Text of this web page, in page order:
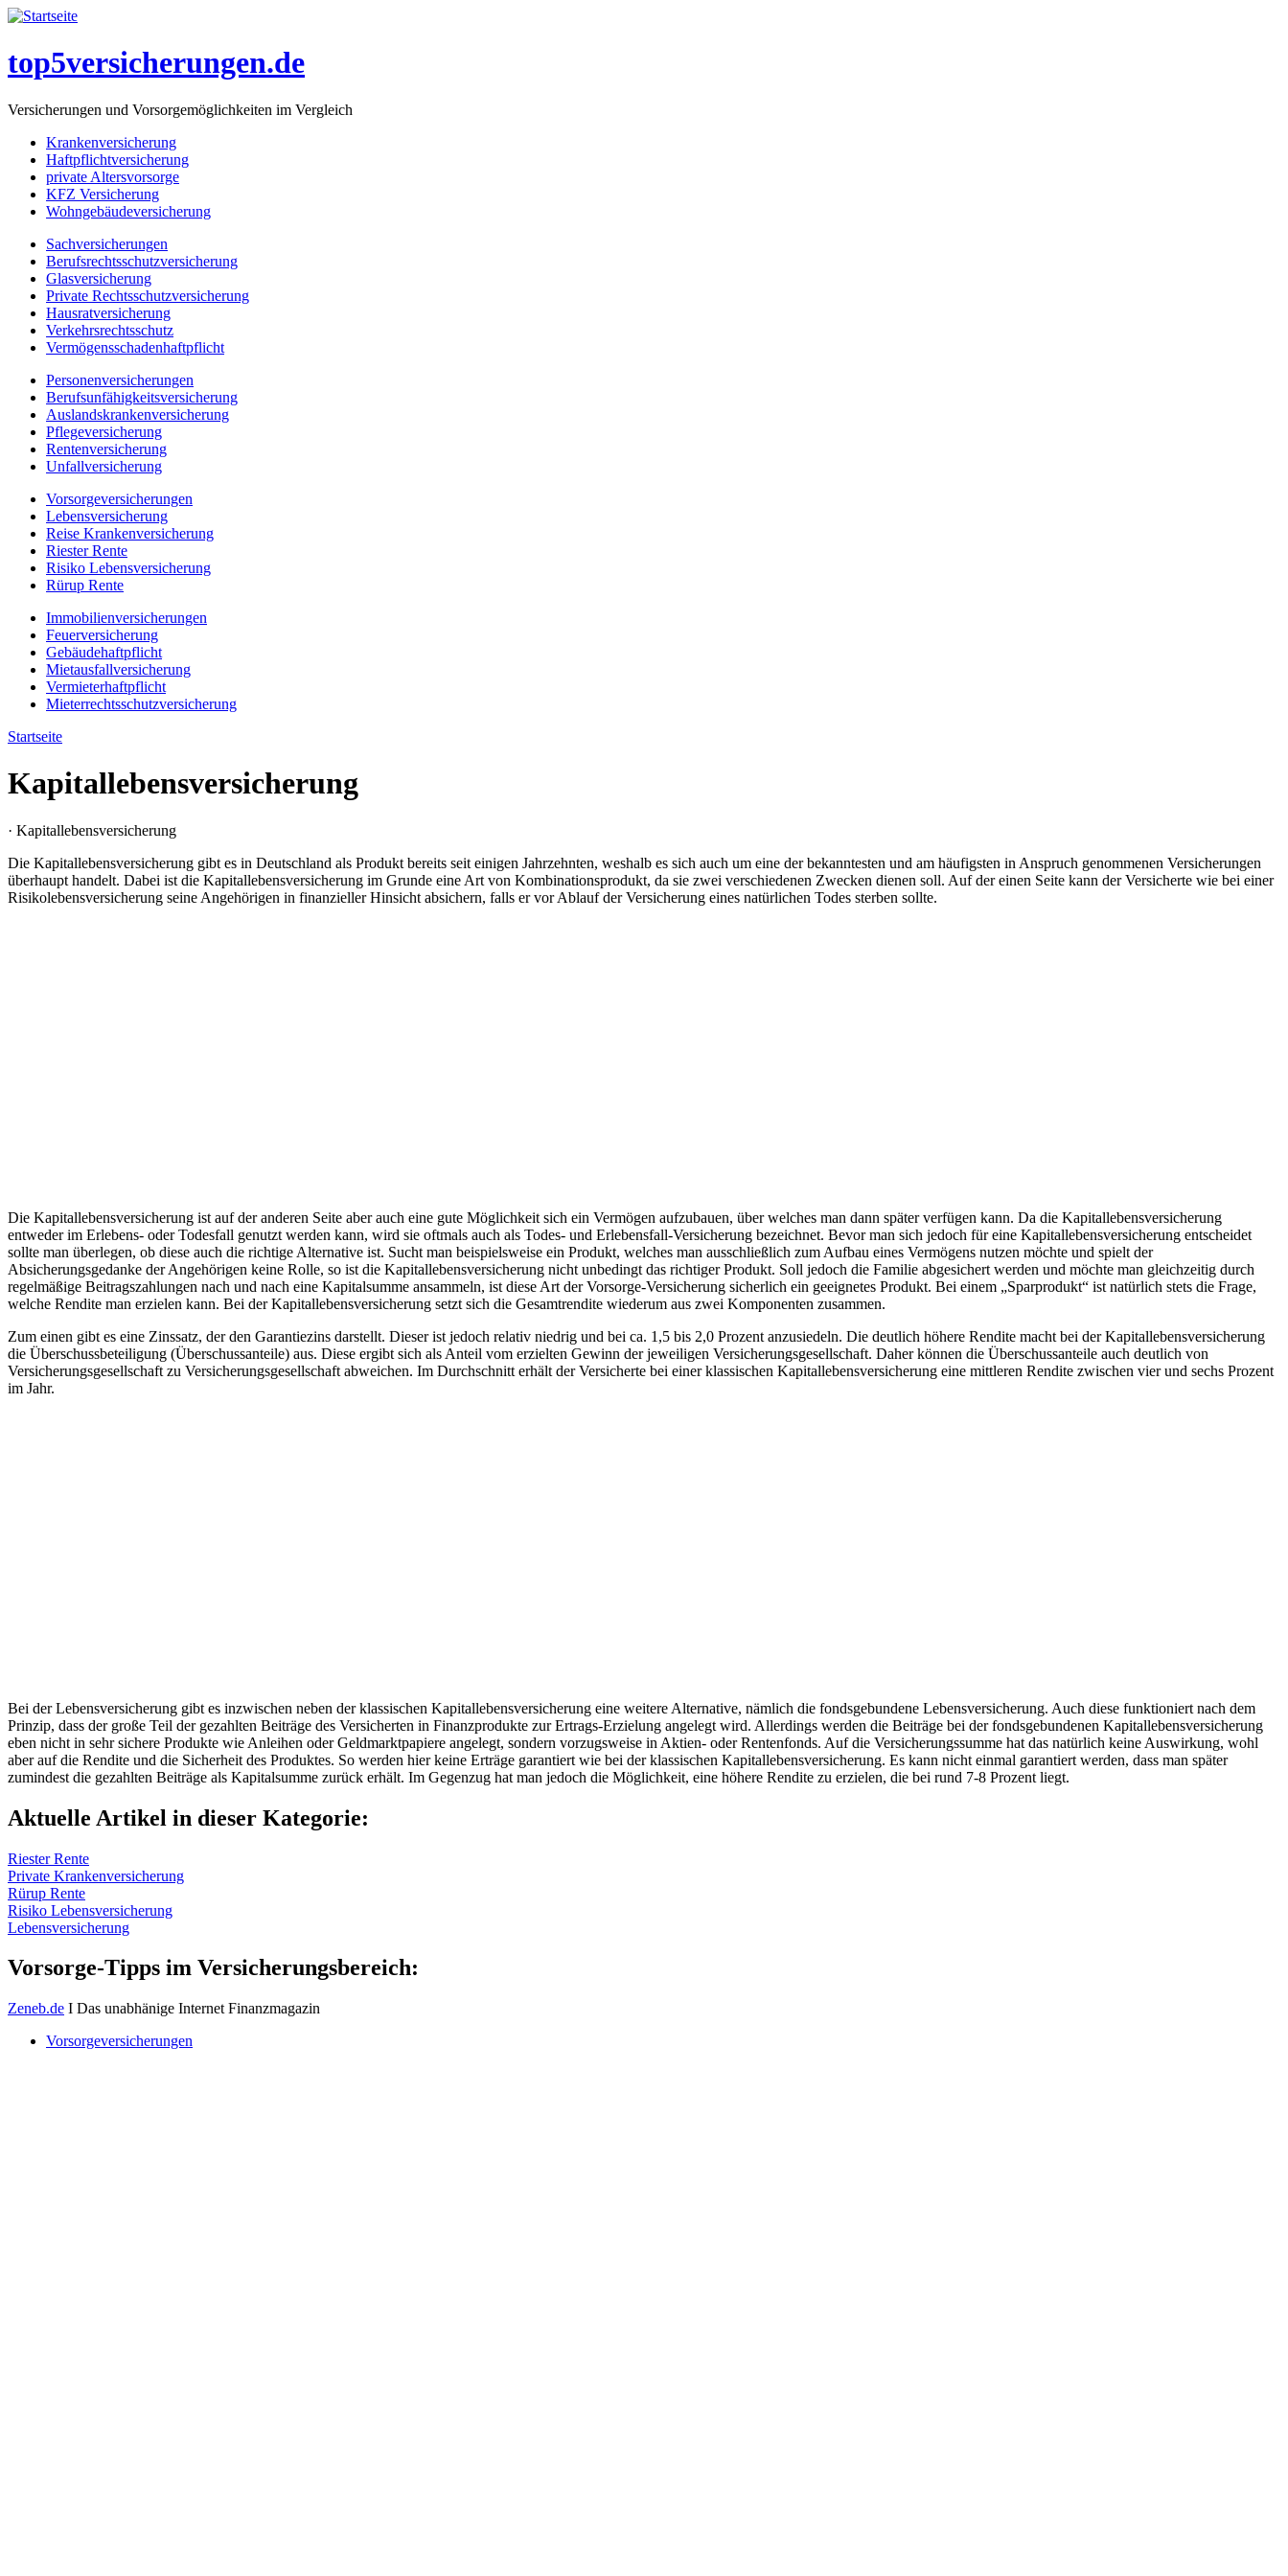
top5versicherungen.de
Versicherungen und Vorsorgemöglichkeiten im Vergleich
Krankenversicherung
Haftpflichtversicherung
private Altersvorsorge
KFZ Versicherung
Wohngebäudeversicherung
Sachversicherungen
Berufsrechtsschutzversicherung
Glasversicherung
Private Rechtsschutzversicherung
Hausratversicherung
Verkehrsrechtsschutz
Vermögensschadenhaftpflicht
Personenversicherungen
Berufsunfähigkeitsversicherung
Auslandskrankenversicherung
Pflegeversicherung
Rentenversicherung
Unfallversicherung
Vorsorgeversicherungen
Lebensversicherung
Reise Krankenversicherung
Riester Rente
Risiko Lebensversicherung
Rürup Rente
Immobilienversicherungen
Feuerversicherung
Gebäudehaftpflicht
Mietausfallversicherung
Vermieterhaftpflicht
Mieterrechtsschutzversicherung
Startseite
Kapitallebensversicherung
· Kapitallebensversicherung
Die Kapitallebensversicherung gibt es in Deutschland als Produkt bereits seit einigen Jahrzehnten, weshalb es sich auch um eine der bekanntesten und am häufigsten in Anspruch genommenen Versicherungen
überhaupt handelt. Dabei ist die Kapitallebensversicherung im Grunde eine Art von Kombinationsprodukt, da sie zwei verschiedenen Zwecken dienen soll. Auf der einen Seite kann der Versicherte wie bei einer
Risikolebensversicherung seine Angehörigen in finanzieller Hinsicht absichern, falls er vor Ablauf der Versicherung eines natürlichen Todes sterben sollte.
Die Kapitallebensversicherung ist auf der anderen Seite aber auch eine gute Möglichkeit sich ein Vermögen aufzubauen, über welches man dann später verfügen kann. Da die Kapitallebensversicherung
entweder im Erlebens- oder Todesfall genutzt werden kann, wird sie oftmals auch als Todes- und Erlebensfall-Versicherung bezeichnet. Bevor man sich jedoch für eine Kapitallebensversicherung entscheidet
sollte man überlegen, ob diese auch die richtige Alternative ist. Sucht man beispielsweise ein Produkt, welches man ausschließlich zum Aufbau eines Vermögens nutzen möchte und spielt der
Absicherungsgedanke der Angehörigen keine Rolle, so ist die Kapitallebensversicherung nicht unbedingt das richtiger Produkt. Soll jedoch die Familie abgesichert werden und möchte man gleichzeitig durch
regelmäßige Beitragszahlungen nach und nach eine Kapitalsumme ansammeln, ist diese Art der Vorsorge-Versicherung sicherlich ein geeignetes Produkt. Bei einem „Sparprodukt“ ist natürlich stets die Frage,
welche Rendite man erzielen kann. Bei der Kapitallebensversicherung setzt sich die Gesamtrendite wiederum aus zwei Komponenten zusammen.
Zum einen gibt es eine Zinssatz, der den Garantiezins darstellt. Dieser ist jedoch relativ niedrig und bei ca. 1,5 bis 2,0 Prozent anzusiedeln. Die deutlich höhere Rendite macht bei der Kapitallebensversicherung
die Überschussbeteiligung (Überschussanteile) aus. Diese ergibt sich als Anteil vom erzielten Gewinn der jeweiligen Versicherungsgesellschaft. Daher können die Überschussanteile auch deutlich von
Versicherungsgesellschaft zu Versicherungsgesellschaft abweichen. Im Durchschnitt erhält der Versicherte bei einer klassischen Kapitallebensversicherung eine mittleren Rendite zwischen vier und sechs Prozent
im Jahr.
Bei der Lebensversicherung gibt es inzwischen neben der klassischen Kapitallebensversicherung eine weitere Alternative, nämlich die fondsgebundene Lebensversicherung. Auch diese funktioniert nach dem
Prinzip, dass der große Teil der gezahlten Beiträge des Versicherten in Finanzprodukte zur Ertrags-Erzielung angelegt wird. Allerdings werden die Beiträge bei der fondsgebundenen Kapitallebensversicherung
eben nicht in sehr sichere Produkte wie Anleihen oder Geldmarktpapiere angelegt, sondern vorzugsweise in Aktien- oder Rentenfonds. Auf die Versicherungssumme hat das natürlich keine Auswirkung, wohl
aber auf die Rendite und die Sicherheit des Produktes. So werden hier keine Erträge garantiert wie bei der klassischen Kapitallebensversicherung. Es kann nicht einmal garantiert werden, dass man später
zumindest die gezahlten Beiträge als Kapitalsumme zurück erhält. Im Gegenzug hat man jedoch die Möglichkeit, eine höhere Rendite zu erzielen, die bei rund 7-8 Prozent liegt.
Aktuelle Artikel in dieser Kategorie:
Riester Rente
Private Krankenversicherung
Rürup Rente
Risiko Lebensversicherung
Lebensversicherung
Vorsorge-Tipps im Versicherungsbereich:
Zeneb.de I Das unabhänige Internet Finanzmagazin
Vorsorgeversicherungen